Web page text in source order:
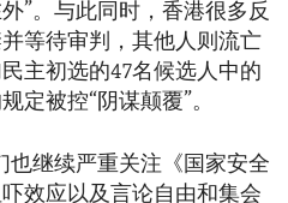
”。与此同时，香港很多反
等待审判，其他人则流亡
主初选的47名候选人中的
定被控“阴谋颠覆”。
也继续严重关注《国家安全
效应以及言论自由和集会